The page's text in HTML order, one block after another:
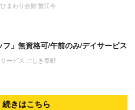
まわり会館 蟹江今
フ」無資格可/午前のみ/デイサービス
ービス ごしき秦野
続きはこちら